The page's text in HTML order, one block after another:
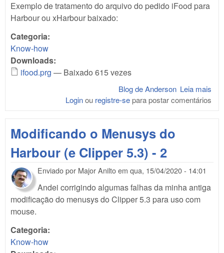
Exemplo de tratamento do arquivo do pedido iFood para
Harbour ou xHarbour baixado:
Categoria:
Know-how
Downloads:
ifood.prg — Baixado 615 vezes
Leia mais
Blog de Anderson
Loginou registre-separa postar comentários
Modificando o Menusys do
Harbour (e Clipper 5.3) - 2
Enviado por Major Aniltoem qua, 15/04/2020 - 14:01
Andei corrigindo algumas falhas da minha antiga
modificação do menusys do Clipper 5.3 para uso com
mouse.
Categoria:
Know-how